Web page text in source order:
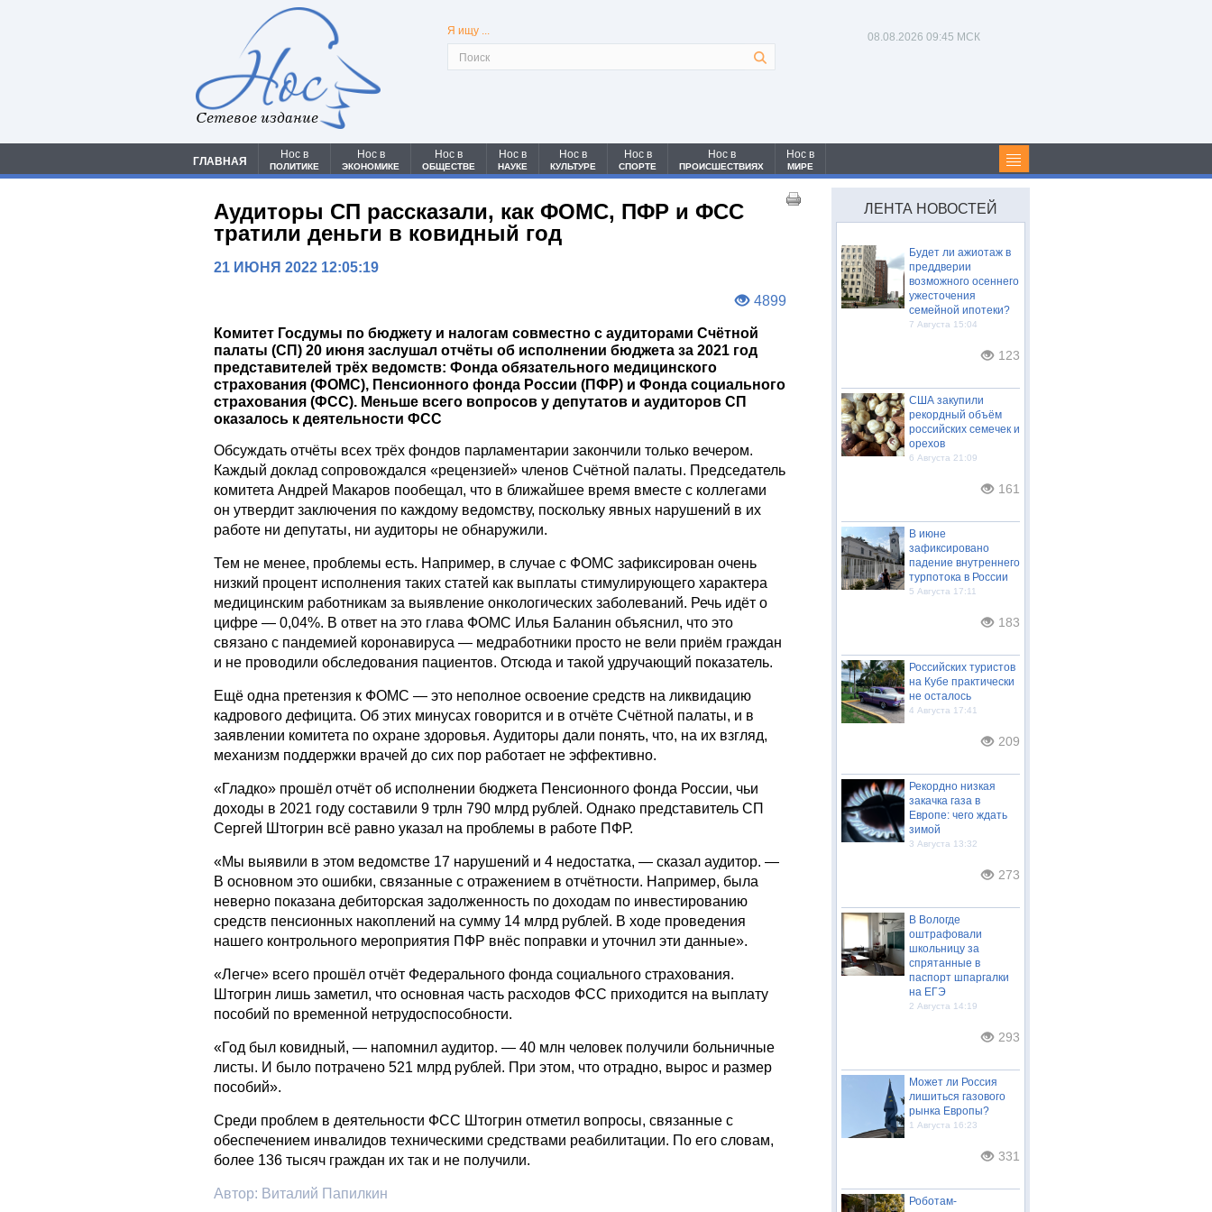
Сетевое издание
Я ищу ... 08.08.2026 09:45 МСК
ГЛАВНАЯ
Нос в
ПОЛИТИКЕ
Нос в
ЭКОНОМИКЕ
Нос в
ОБЩЕСТВЕ
Нос в
НАУКЕ
Нос в
КУЛЬТУРЕ
Нос в
СПОРТЕ
Нос в
ПРОИСШЕСТВИЯХ
Нос в
МИРЕ
Аудиторы СП рассказали, как ФОМС, ПФР и ФСС
тратили деньги в ковидный год
21 ИЮНЯ 2022 12:05:19
4899
Комитет Госдумы по бюджету и налогам совместно с аудиторами Счётной
палаты (СП) 20 июня заслушал отчёты об исполнении бюджета за 2021 год
представителей трёх ведомств: Фонда обязательного медицинского
страхования (ФОМС), Пенсионного фонда России (ПФР) и Фонда социального
страхования (ФСС). Меньше всего вопросов у депутатов и аудиторов СП
оказалось к деятельности ФСС
Обсуждать отчёты всех трёх фондов парламентарии закончили только вечером.
Каждый доклад сопровождался «рецензией» членов Счётной палаты. Председатель
комитета Андрей Макаров пообещал, что в ближайшее время вместе с коллегами
он утвердит заключения по каждому ведомству, поскольку явных нарушений в их
работе ни депутаты, ни аудиторы не обнаружили.
Тем не менее, проблемы есть. Например, в случае с ФОМС зафиксирован очень
низкий процент исполнения таких статей как выплаты стимулирующего характера
медицинским работникам за выявление онкологических заболеваний. Речь идёт о
цифре — 0,04%. В ответ на это глава ФОМС Илья Баланин объяснил, что это
связано с пандемией коронавируса — медработники просто не вели приём граждан
и не проводили обследования пациентов. Отсюда и такой удручающий показатель.
Ещё одна претензия к ФОМС — это неполное освоение средств на ликвидацию
кадрового дефицита. Об этих минусах говорится и в отчёте Счётной палаты, и в
заявлении комитета по охране здоровья. Аудиторы дали понять, что, на их взгляд,
механизм поддержки врачей до сих пор работает не эффективно.
«Гладко» прошёл отчёт об исполнении бюджета Пенсионного фонда России, чьи
доходы в 2021 году составили 9 трлн 790 млрд рублей. Однако представитель СП
Сергей Штогрин всё равно указал на проблемы в работе ПФР.
«Мы выявили в этом ведомстве 17 нарушений и 4 недостатка, — сказал аудитор. —
В основном это ошибки, связанные с отражением в отчётности. Например, была
неверно показана дебиторская задолженность по доходам по инвестированию
средств пенсионных накоплений на сумму 14 млрд рублей. В ходе проведения
нашего контрольного мероприятия ПФР внёс поправки и уточнил эти данные».
«Легче» всего прошёл отчёт Федерального фонда социального страхования.
Штогрин лишь заметил, что основная часть расходов ФСС приходится на выплату
пособий по временной нетрудоспособности.
«Год был ковидный, — напомнил аудитор. — 40 млн человек получили больничные
листы. И было потрачено 521 млрд рублей. При этом, что отрадно, вырос и размер
пособий».
Среди проблем в деятельности ФСС Штогрин отметил вопросы, связанные с
обеспечением инвалидов техническими средствами реабилитации. По его словам,
более 136 тысяч граждан их так и не получили.
Автор: Виталий Папилкин
ЛЕНТА НОВОСТЕЙ
Будет ли ажиотаж в
преддверии
возможного осеннего
ужесточения
семейной ипотеки?
7 Августа 15:04
123
США закупили
рекордный объём
российских семечек и
орехов
6 Августа 21:09
161
В июне
зафиксировано
падение внутреннего
турпотока в России
5 Августа 17:11
183
Российских туристов
на Кубе практически
не осталось
4 Августа 17:41
209
Рекордно низкая
закачка газа в
Европе: чего ждать
зимой
3 Августа 13:32
273
В Вологде
оштрафовали
школьницу за
спрятанные в
паспорт шпаргалки
на ЕГЭ
2 Августа 14:19
293
Может ли Россия
лишиться газового
рынка Европы?
1 Августа 16:23
331
Роботам-